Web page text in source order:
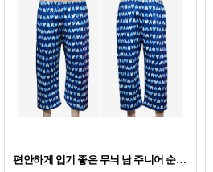
편안하게 입기 좋은 무늬 남 주니어 순면 파자